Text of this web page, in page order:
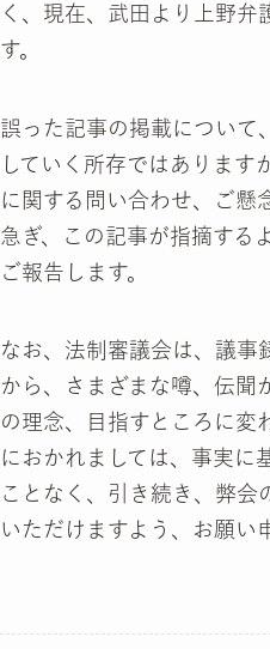
く、現在、武田より上野弁
す。
誤った記事の掲載について
していく所存ではあります
に関する問い合わせ、ご懸
急ぎ、この記事が指摘する
ご報告します。
なお、法制審議会は、議事
から、さまざまな噂、伝聞
の理念、目指すところに変
におかれましては、事実に
ことなく、引き続き、弊会
いただけますよう、お願い